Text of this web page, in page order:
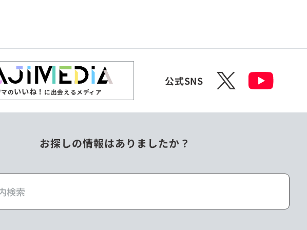
のいいね！ に出会えるメディア
公式SNS X
お探しの情報はありましたか？